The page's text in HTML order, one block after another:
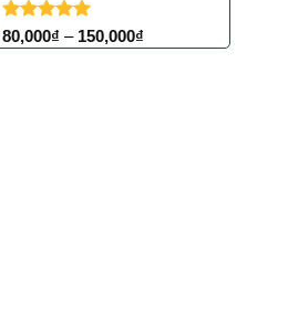
Được xếp
hạng5.00
80,000₫ – 150,000₫